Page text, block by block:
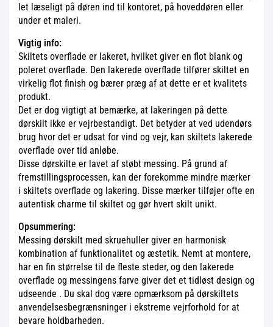
let læseligt på døren ind til kontoret, på hoveddøren eller
under et maleri.
Vigtig info:
Skiltets overflade er lakeret, hvilket giver en flot blank og
poleret overflade. Den lakerede overflade tilfører skiltet en
virkelig flot finish og bærer præg af at dette er et kvalitets
produkt.
Det er dog vigtigt at bemærke, at lakeringen på dette
dørskilt ikke er vejrbestandigt. Det betyder at ved udendørs
brug hvor det er udsat for vind og vejr, kan skiltets lakerede
overflade over tid anløbe.
Disse dørskilte er lavet af støbt messing. På grund af
fremstillingsprocessen, kan der forekomme mindre mærker
i skiltets overflade og lakering. Disse mærker tilføjer ofte en
autentisk charme til skiltet og gør hvert skilt unikt.
Opsummering:
Messing dørskilt med skruehuller giver en harmonisk
kombination af funktionalitet og æstetik. Nemt at montere,
har en fin størrelse til de fleste steder, og den lakerede
overflade og messingens farve giver det et tidløst design og
udseende . Du skal dog være opmærksom på dørskiltets
anvendelsesbegrænsninger i ekstreme vejrforhold for at
bevare holdbarheden.